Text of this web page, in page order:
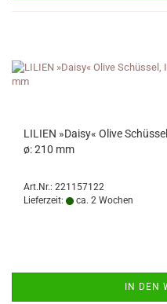
LILIEN »Daisy« Olive
ø: 210 mm
Art.Nr.: 221157122
Lieferzeit:
ca. 2 Wochen
IN DEN